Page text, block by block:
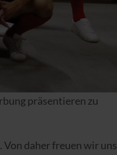
präsentieren zu
Von daher freuen wir uns